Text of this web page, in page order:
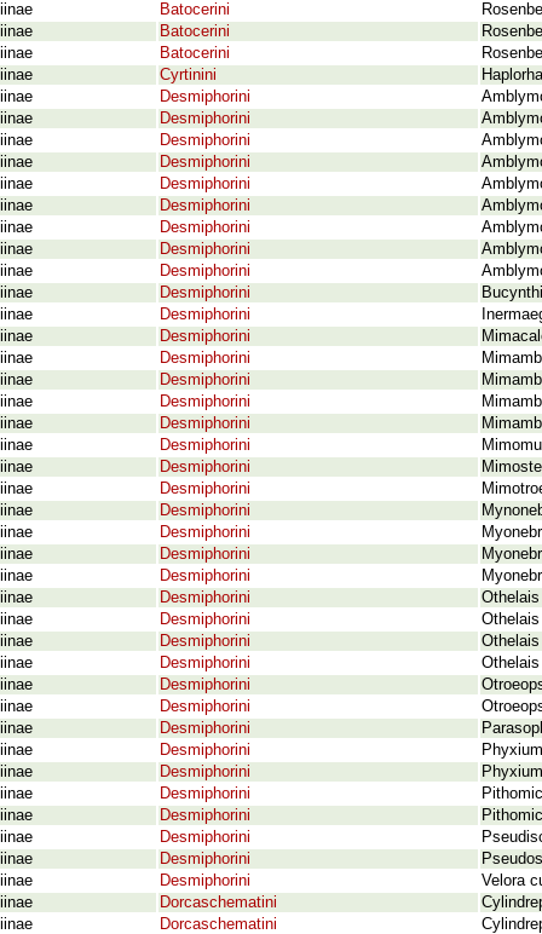
Batocerini
Batocerini
Batocerini
Cyrtinini
Desmiphorini
Desmiphorini
Desmiphorini
Desmiphorini
Desmiphorini
Desmiphorini
Desmiphorini
Desmiphorini
Desmiphorini
Desmiphorini
Desmiphorini
Desmiphorini
Desmiphorini
Desmiphorini
Desmiphorini
Desmiphorini
Desmiphorini
Desmiphorini
Desmiphorini
Desmiphorini
Desmiphorini
Desmiphorini
Desmiphorini
Desmiphorini
Desmiphorini
Desmiphorini
Desmiphorini
Desmiphorini
Desmiphorini
Desmiphorini
Desmiphorini
Desmiphorini
Desmiphorini
Desmiphorini
Desmiphorini
Desmiphorini
Desmiphorini
Velora
Dorcaschematini
Dorcaschematini